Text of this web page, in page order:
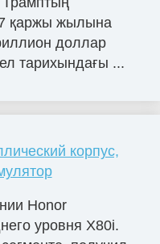
қаржы жылына
доллар
тарихындағы ...
корпус,
Honor
уровня X80i.